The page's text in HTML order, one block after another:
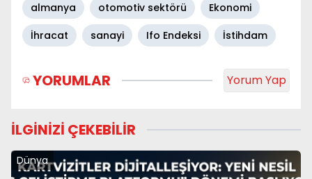
almanya otomotiv sektörü
Ekonomi
İhracat
sanayi Ifo Endeksi İstihdam
YORUMLAR Yorum Yap
İLGİNİZİ ÇEKEBİLİR
Dünya